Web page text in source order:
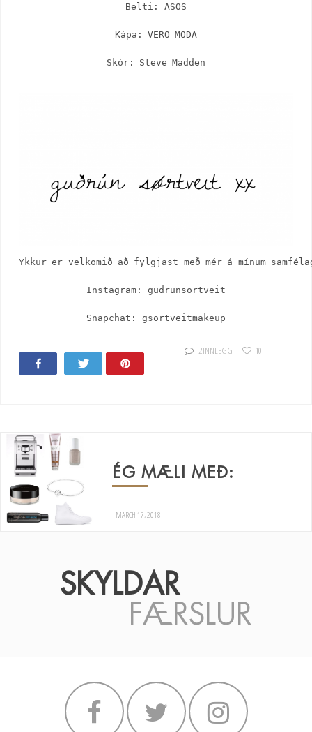
Belti: ASOS
Kápa: VERO MODA
Skór: Steve Madden
Ykkur er velkomið að fylgjast með mér á mínum
Instagram: gudrunsortveit
Snapchat: gsortveitmakeup
Tweet
2 INNLEGG 10
ÉG MÆLI MEÐ:
MARCH 17, 2018
SKYLDAR
FÆRSLUR